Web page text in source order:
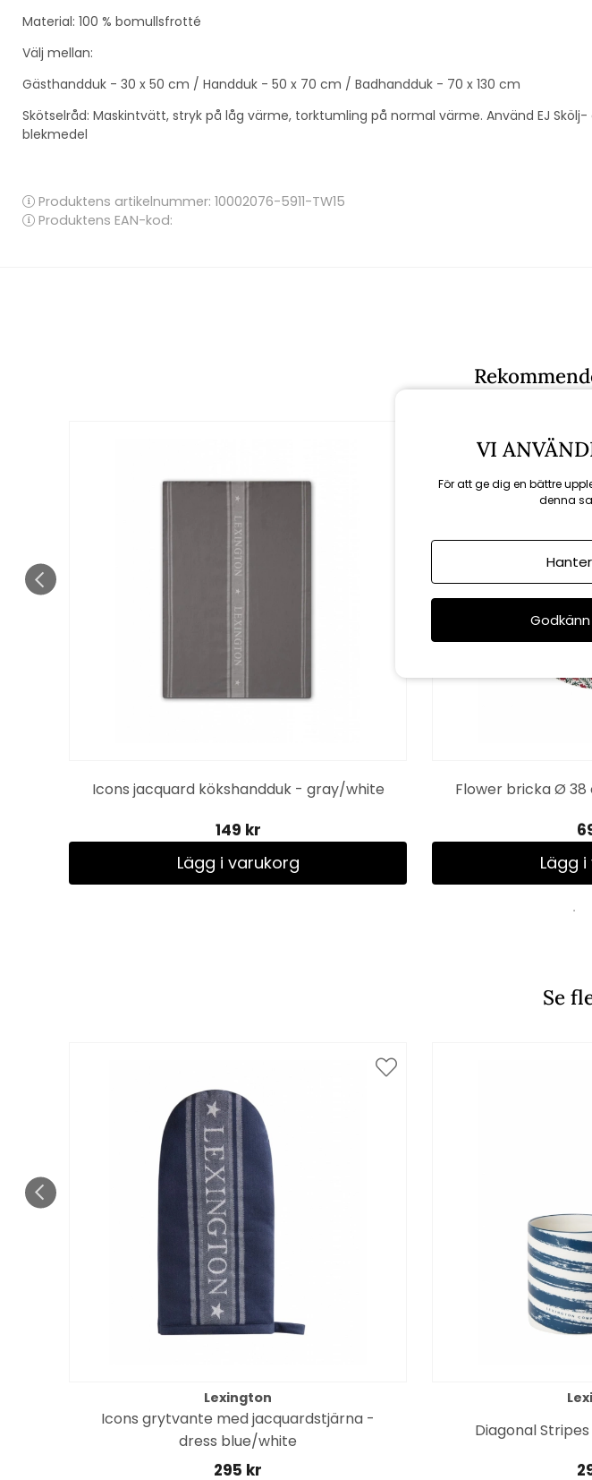
Material: 100 % bomullsfrotté
Välj mellan:
Gästhandduk - 30 x 50 cm / Handduk - 50 x 70 cm / Badhandduk - 70 x 130 cm
Skötselråd: Maskintvätt, stryk på låg värme, torktumling på normal värme. Använd EJ Skölj-
blekmedel
Produktens artikelnummer: 10002076-5911-TW15
Produktens EAN-kod:
Icons jacquard kökshandduk - gray/white
149 kr
Lägg i varukorg
Flower bricka Ø
Lägg
Se
Lexington
Icons grytvante med jacquardstjärna -
dress blue/white
295 kr
Diagonal
VI
För att ge dig en bättre
denna